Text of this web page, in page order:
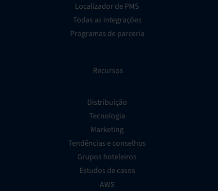
Localizador de PMS
Todas as integrações
Programas de parceria
Recursos
Distribuição
Tecnologia
Marketing
Tendências e conselhos
Grupos hoteleiros
Estudos de casos
AWS